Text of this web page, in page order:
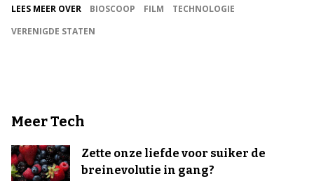
LEES MEER OVER BIOSCOOP FILM
TECHNOLOGIE
VERENIGDE STATEN
Meer Tech
Zette onze liefde voor suiker de
breinevolutie in gang?